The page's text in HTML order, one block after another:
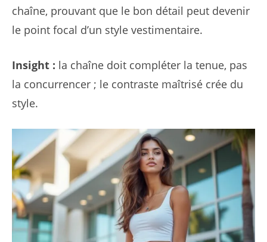
chaîne, prouvant que le bon détail peut devenir
le point focal d’un style vestimentaire.
Insight : la chaîne doit compléter la tenue, pas
la concurrencer ; le contraste maîtrisé crée du
style.